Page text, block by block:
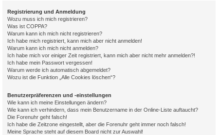
Registrierung und Anmeldung
Wozu muss ich mich registrieren?
Was ist COPPA?
Warum kann ich mich nicht registrieren?
Ich habe mich registriert, kann mich aber nicht anmelden!
Warum kann ich mich nicht anmelden?
Ich habe mich vor einiger Zeit registriert, kann mich aber nicht mehr anmelden?!
Ich habe mein Passwort vergessen!
Warum werde ich automatisch abgemeldet?
Wozu ist die Funktion „Alle Cookies löschen“?
Benutzerpräferenzen und -einstellungen
Wie kann ich meine Einstellungen ändern?
Wie kann ich verhindern, dass mein Benutzername in der Online-Liste auftaucht?
Die Forenuhr geht falsch!
Ich habe die Zeitzone eingestellt, aber die Forenuhr geht immer noch falsch!
Meine Sprache steht auf diesem Board nicht zur Auswahl!